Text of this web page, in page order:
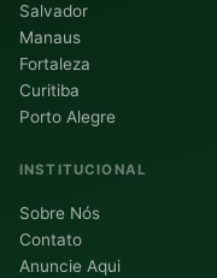
Salvador
Manaus
Fortaleza
Curitiba
Porto Alegre
INSTITUCIONAL
Sobre Nós
Contato
Anuncie Aqui